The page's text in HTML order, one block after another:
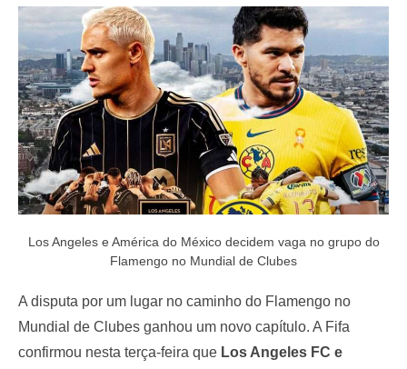
d
o
n
Los Angeles e América do México decidem vaga no grupo do
Flamengo no Mundial de Clubes
A disputa por um lugar no caminho do Flamengo no
Mundial de Clubes ganhou um novo capítulo. A Fifa
confirmou nesta terça-feira que Los Angeles FC e